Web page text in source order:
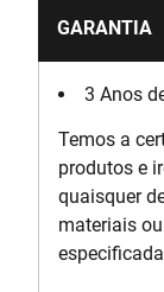
GARANTIA
3 Anos
Temos a
produtos e
quaisquer
materiais